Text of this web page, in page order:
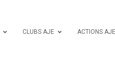
CLUBS AJE ACTIONS AJE